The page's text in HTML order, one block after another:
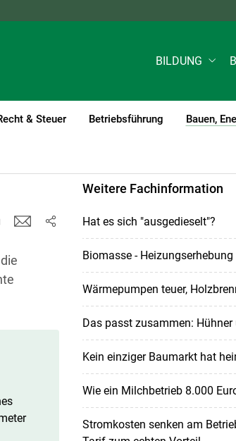
BILDUNG
& Steuer Betriebsführung Bauen,
Weitere Fachinformation
Hat es sich "ausgedieselt"?
Biomasse -
Wärmepumpen teuer,
Das passt zusammen:
Kein einziger Baumarkt hat
Wie ein Milchbetrieb 8.000
Stromkosten senken am